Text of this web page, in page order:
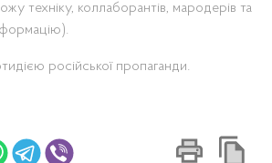
техніку, коллаборантів, мародерів та
російської пропаганди.